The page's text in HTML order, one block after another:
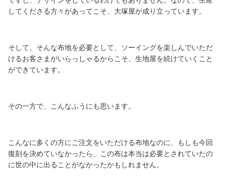
してくださる方々があってこそ、大塚屋が成り立っています。
そして、そんな布地を必要として、ソーイングを楽しんでいただ
けるお客さまがいらっしゃるからこそ、生地屋を続けていくこと
ができています。
その一方で、こんなふうにも思います。
こんなに多くの方にご注文をいただける布地なのに、もしも今回
復刻を決めていなかったら、この布は本当は必要とされていたの
に世の中に出ることがなかったかもしれません。